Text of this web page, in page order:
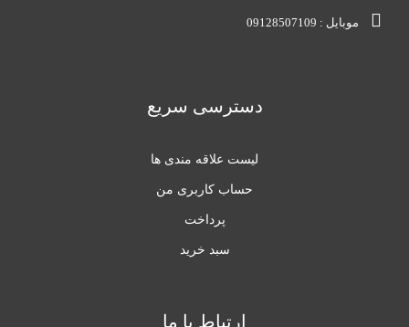
موبایل : 09128507109
دسترسی سریع
لیست علاقه مندی ها
حساب کاربری من
پرداخت
سبد خرید
ارتباط با ما